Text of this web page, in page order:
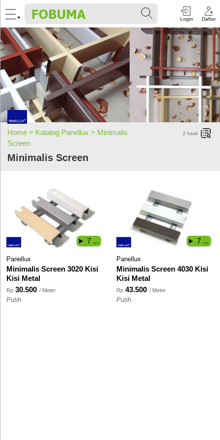
Login Daftar
Home > Katalog Panellux > Minimalis
Screen
Minimalis Screen
2 hasil
Panellux
Minimalis Screen 3020 Kisi
Kisi Metal
Rp 30.500 / Meter
Putih
7 ...
Panellux
Minimalis Screen 4030 Kisi
Kisi Metal
Rp 43.500 / Meter
Putih
7 ...